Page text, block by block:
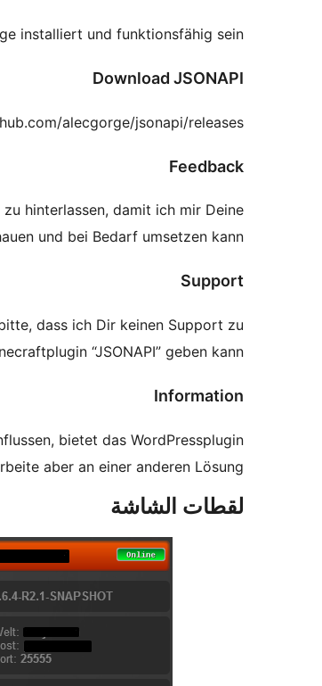
installiert und funktionsfähig sein.
Download JSONAPI
alecgorge/jsonapi/releases
Feedback
hinterlassen, damit ich mir Deine
und bei Bedarf umsetzen kann.
Support
dass ich Dir keinen Support zu
“JSONAPI” geben kann.
Information
bietet das WordPressplugin
aber an einer anderen Lösung.
لقطات الشاشة